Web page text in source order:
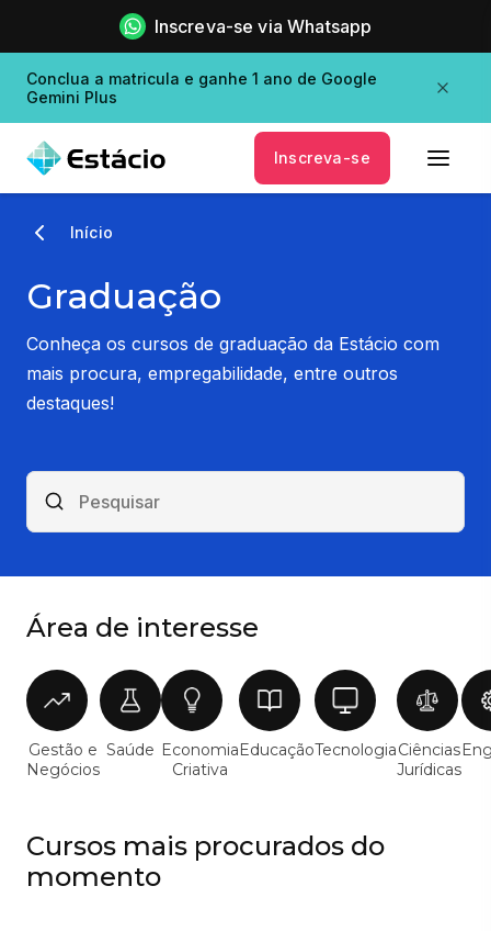
Inscreva-se via Whatsapp
Conclua a matricula e ganhe 1 ano de Google
Gemini Plus
Inscreva-se
Início
Graduação
Conheça os cursos de graduação da Estácio com
mais procura, empregabilidade, entre outros
destaques!
Área de interesse
Gestão e
Negócios
Saúde Economia
Criativa
EducaçãoTecnologiaCiências
Jurídicas
Cursos mais procurados do
momento